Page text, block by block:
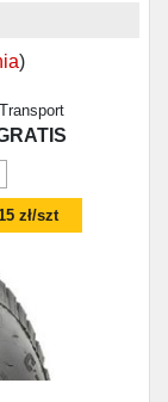
)
Transport
zł/szt